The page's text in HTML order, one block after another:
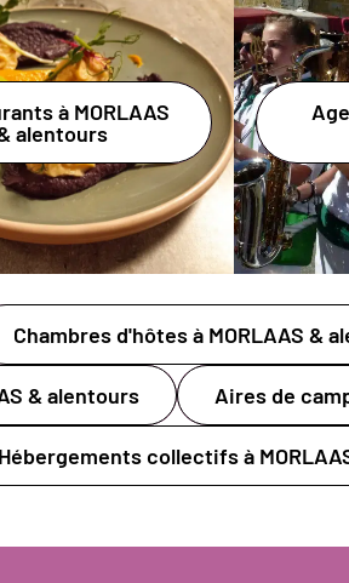
à MORLAAS
alentours
Chambres d'hôtes à MORLAAS &
& alentours Aires de
Hébergements collectifs à